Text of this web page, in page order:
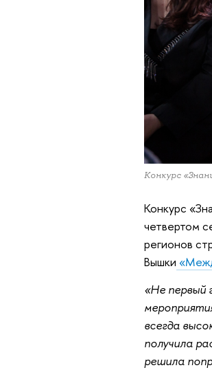
Конкурс
Конкурс
четвертом
регионов
Вышки
«Не первый
всегда
получила
решила